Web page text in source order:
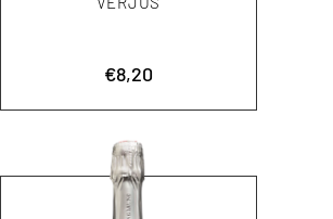
Aktionspreis
€8,20